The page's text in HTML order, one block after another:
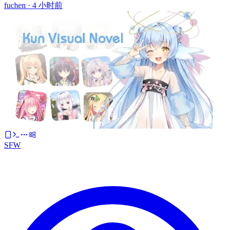
fuchen · 4 小时前
SFW